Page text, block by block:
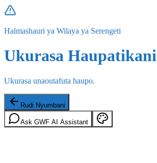
Halmashauri ya Wilaya ya Serengeti
Ukurasa Haupatikani
Ukurasa unaoutafuta haupo.
Rudi Nyumbani
Ask GWF AI Assistant